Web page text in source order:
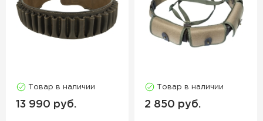
Товар в наличии
13 990 руб.
Товар в наличии
2 850 руб.